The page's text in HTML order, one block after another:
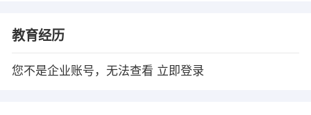
教育经历
您不是企业账号，无法查看 立即登录